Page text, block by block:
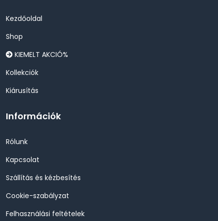
Kezdőoldal
Shop
KIEMELT AKCIÓ%
Kollekciók
Kiárusítás
Információk
Rólunk
Kapcsolat
Szállítás és kézbesítés
Cookie-szabályzat
Felhasználási feltételek